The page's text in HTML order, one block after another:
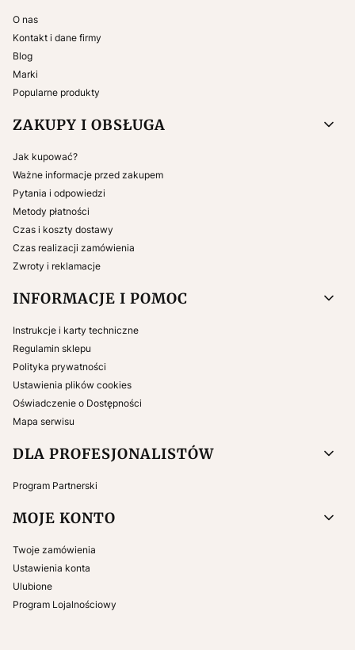
O nas
Kontakt i dane firmy
Blog
Marki
Popularne produkty
ZAKUPY I OBSŁUGA
Jak kupować?
Ważne informacje przed zakupem
Pytania i odpowiedzi
Metody płatności
Czas i koszty dostawy
Czas realizacji zamówienia
Zwroty i reklamacje
INFORMACJE I POMOC
Instrukcje i karty techniczne
Regulamin sklepu
Polityka prywatności
Ustawienia plików cookies
Oświadczenie o Dostępności
Mapa serwisu
DLA PROFESJONALISTÓW
Program Partnerski
MOJE KONTO
Twoje zamówienia
Ustawienia konta
Ulubione
Program Lojalnościowy